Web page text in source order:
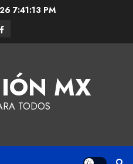
7:41:14 PM
MX
TODOS